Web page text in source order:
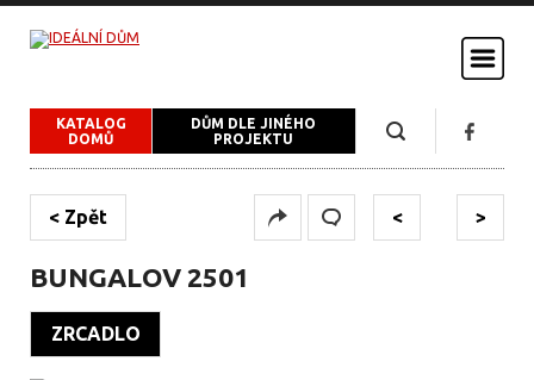
KATALOG
DOMŮ
DŮM DLE JINÉHO
PROJEKTU
>
<
< Zpět
BUNGALOV 2501
ZRCADLO